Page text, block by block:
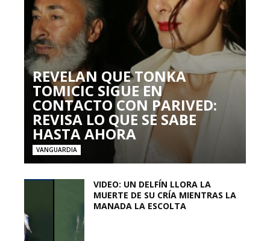
REVELAN QUE TONKA
TOMICIC SIGUE EN
CONTACTO CON PARIVED:
REVISA LO QUE SE SABE
HASTA AHORA
VANGUARDIA
VIDEO: UN DELFÍN LLORA LA
MUERTE DE SU CRÍA MIENTRAS LA
MANADA LA ESCOLTA